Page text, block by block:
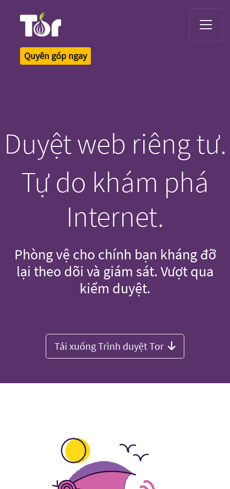
Quyên góp ngay
Duyệt web riêng tư.
Tự do khám phá
Internet.
Phòng vệ cho chính bạn kháng đỡ
lại theo dõi và giám sát. Vượt qua
kiểm duyệt.
Tải xuống Trình duyệt Tor